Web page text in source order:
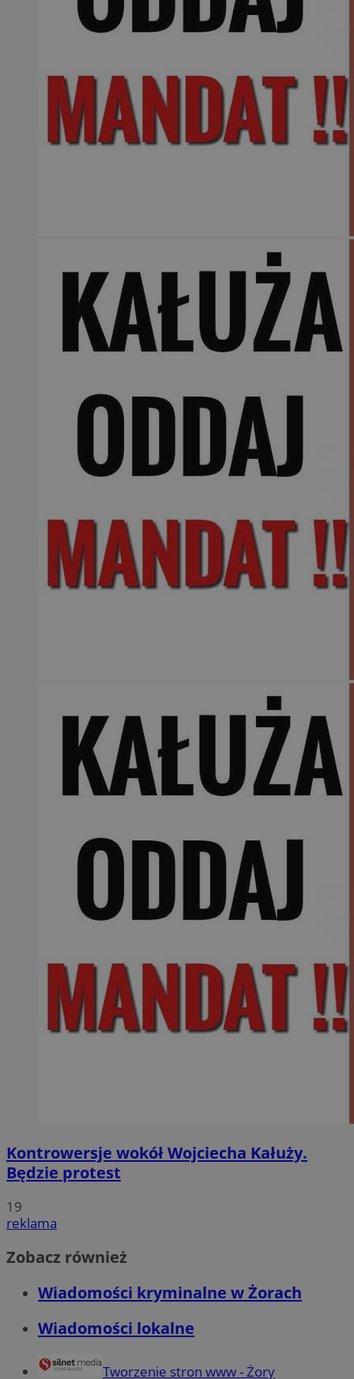
Kontrowersje wokół Wojciecha Kałuży.
Będzie protest
19
reklama
Zobacz również
Wiadomości kryminalne w Żorach
Wiadomości lokalne
Tworzenie stron www - Żory